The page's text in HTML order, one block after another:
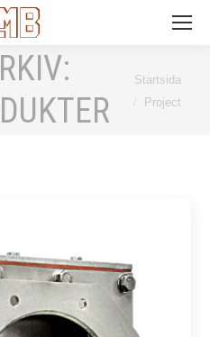
Du är här:
Startsida
Project